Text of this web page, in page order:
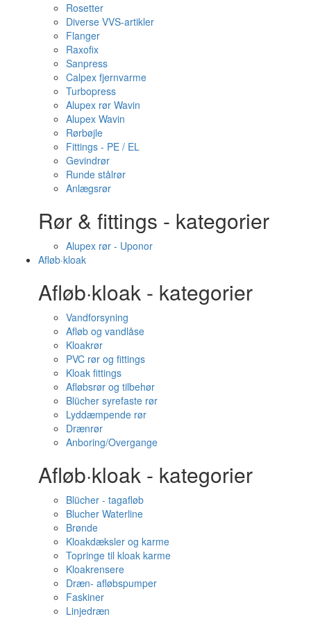
Rosetter
Diverse VVS-artikler
Flanger
Raxofix
Sanpress
Calpex fjernvarme
Turbopress
Alupex rør Wavin
Alupex Wavin
Rørbøjle
Fittings - PE / EL
Gevindrør
Runde stålrør
Anlægsrør
Rør & fittings - kategorier
Alupex rør - Uponor
Afløb·kloak
Afløb·kloak - kategorier
Vandforsyning
Afløb og vandlåse
Kloakrør
PVC rør og fittings
Kloak fittings
Afløbsrør og tilbehør
Blücher syrefaste rør
Lyddæmpende rør
Drænrør
Anboring/Overgange
Afløb·kloak - kategorier
Blücher - tagafløb
Blucher Waterline
Brønde
Kloakdæksler og karme
Topringe til kloak karme
Kloakrensere
Dræn- afløbspumper
Faskiner
Linjedræn